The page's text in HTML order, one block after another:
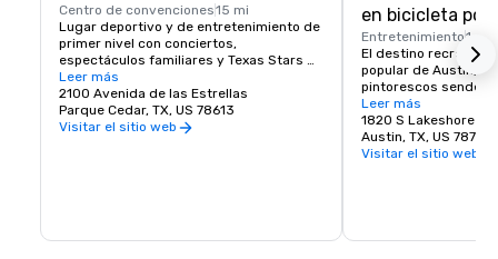
Centro de convenciones15 mi
Lugar deportivo y de entretenimiento de
primer nivel con conciertos,
espectáculos familiares y Texas Stars
Hockey.
Leer más
2100 Avenida de las Estrellas
Parque Cedar, TX, US 78613
Visitar el sitio web
en bicicleta por
Entretenimiento1 mi
El destino recreativo
popular de Austin,
pintorescos
paseos en kayak,
del horizonte.
Leer más
1820 S Lakeshore
Austin, TX, US 78741
Visitar el sitio web